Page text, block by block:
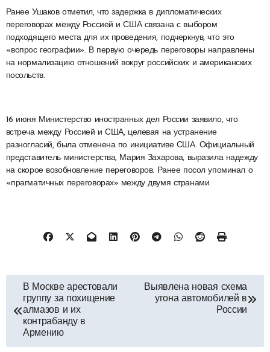
Ранее Ушаков отметил, что задержка в дипломатических
переговорах между Россией и США связана с выбором
подходящего места для их проведения, подчеркнув, что это
«вопрос географии». В первую очередь переговоры направлены
на нормализацию отношений вокруг российских и американских
посольств.
16 июня Министерство иностранных дел России заявило, что
встреча между Россией и США, целевая на устранение
разногласий, была отменена по инициативе США. Официальный
представитель министерства, Мария Захарова, выразила надежду
на скорое возобновление переговоров. Ранее посол упоминал о
«прагматичных переговорах» между двумя странами.
Навигация
по
записям
В Москве арестовали
группу за похищение
алмазов и их
контрабанду в
Армению
Выявлена новая схема
угона автомобилей в
России